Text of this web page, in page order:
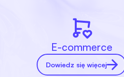
E-commerce
Dowiedz się więcej